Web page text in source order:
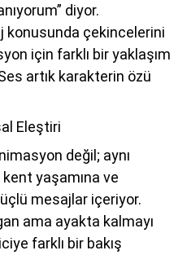
diyor.
konusunda çekincelerini
için farklı bir yaklaşım
artık karakterin özü
Eleştiri
değil; aynı
yaşamına ve
mesajlar içeriyor.
ama ayakta kalmayı
farklı bir bakış